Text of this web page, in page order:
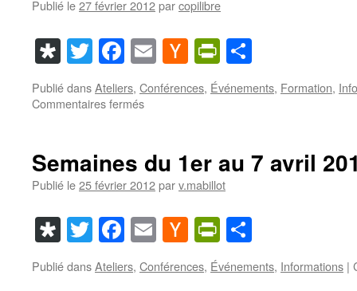
Publié le27 février 2012parcopilibre
Diaspora
TwitterFacebook
EmailHacker
News
PrintFriendly
Publié dansAteliers, Conférences, Événements, Formation,
Commentaires ferméssur
au
31
mars
2013
Semaines du 1er au 7 avril
Publié le25 février 2012parv.mabillot
Diaspora
TwitterFacebook
EmailHacker
News
PrintFriendly
Publié dansAteliers, Conférences, Événements, Informations |